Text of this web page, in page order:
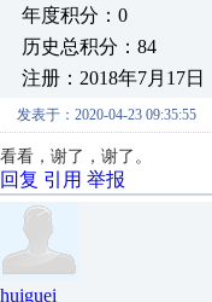
年度积分：0
历史总积分：84
注册：2018年7月17日
发表于：2020-04-23 09:35:55
看看，谢了，谢了。
回复 引用 举报
huiguei